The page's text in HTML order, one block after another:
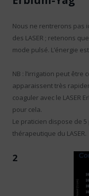
Nous ne rentrerons pas
des LASER ; retenons
mode pulsé. L’énergie
NB : l’irrigation peut
apparaissent très
coaguler avec le LASER
pour cela.
Le praticien dispose de
thérapeutique du LASER.
2